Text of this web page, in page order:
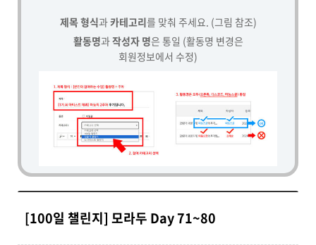
제목 형식과카테고리를 맞춰 주세요. (그림 참조)
활동명과작성자 명은 통일 (활동명 변경은
회원정보에서 수정)
[100일 챌린지] 모라두 Day 71~80